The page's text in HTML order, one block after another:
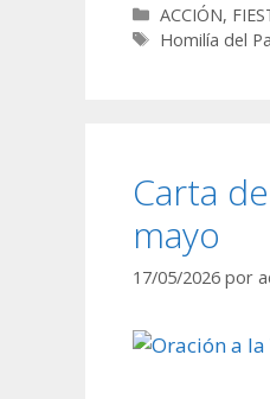
Categorías
ACCIÓN,
Etiquetas
Homilía del
Carta
mayo
17/05/2026 por